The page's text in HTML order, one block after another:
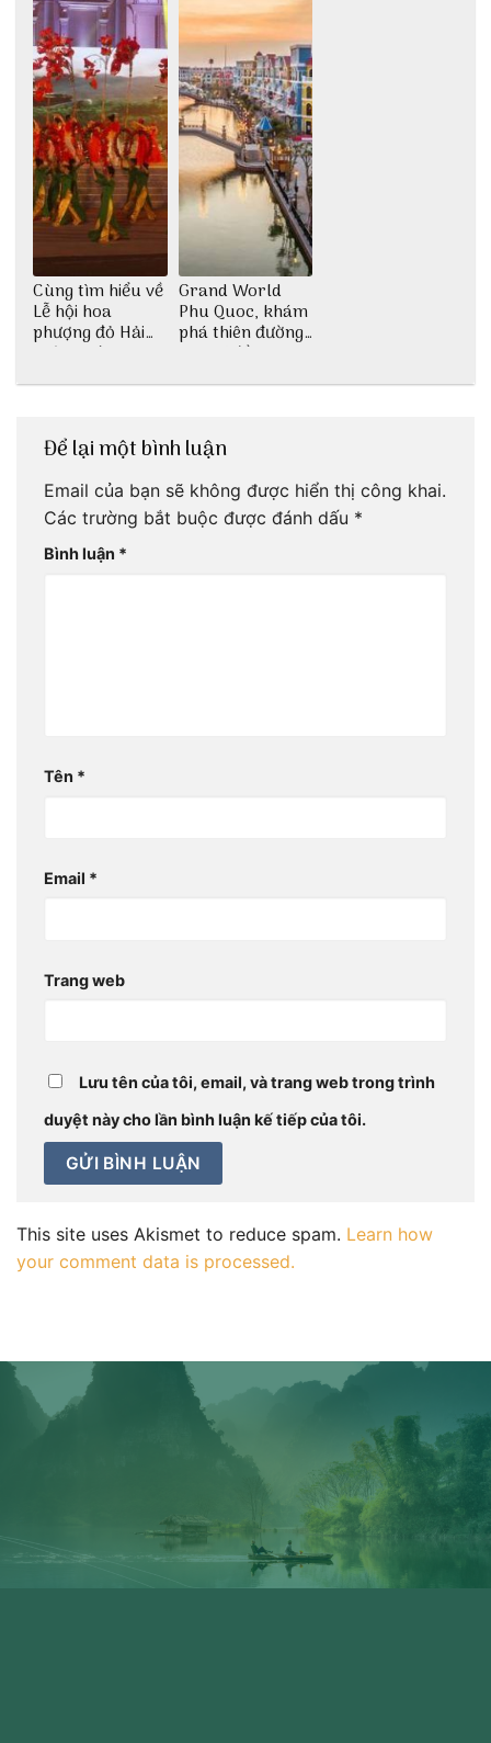
Cùng tìm hiểu về
Lễ hội hoa
phượng đỏ Hải
Phòng với 3vi.vn
Grand World
Phu Quoc, khám
phá thiên đường
giải trí đầy sôi
Để lại một bình luận
Email của bạn sẽ không được hiển thị công khai.
Các trường bắt buộc được đánh dấu *
Bình luận *
Tên *
Email *
Trang web
Lưu tên của tôi, email, và trang web trong trình
duyệt này cho lần bình luận kế tiếp của tôi.
This site uses Akismet to reduce spam. Learn how
your comment data is processed.